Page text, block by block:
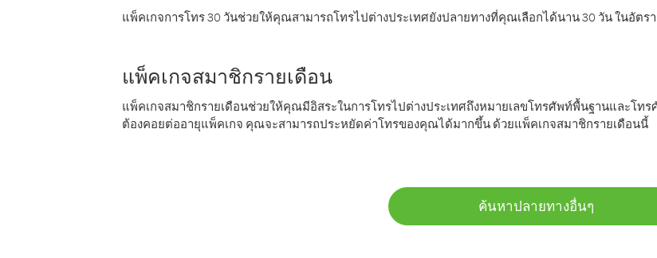
แพ็คเกจการโทร 30 วันช่วยให้คุณสามารถโทรไปต่างประเทศยังปลายทางที่คุณเลือกได้นาน 30 วัน ในอัตร
แพ็คเกจสมาชิกรายเดือน
แพ็คเกจสมาชิกรายเดือนช่วยให้คุณมีอิสระในการโทรไปต่างประเทศถึงหมายเลขโทรศัพท์พื้นฐานและโท
ต้องคอยต่ออายุแพ็คเกจ คุณจะสามารถประหยัดค่าโทรของคุณได้มากขึ้น ด้วยแพ็คเกจสมาชิกรายเดือนนี้
ค้นหาปลายทางอื่นๆ